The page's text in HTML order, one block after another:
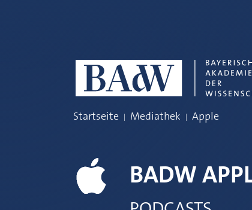
Startseite Mediathek Apple
BADW